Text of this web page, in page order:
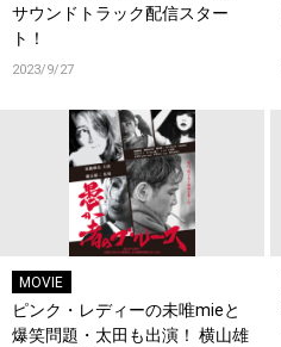
サウンドトラック配信スター
ト！
2023/9/27
MOVIE
ピンク・レディーの未唯mieと
爆笑問題・太田も出演！ 横山雄